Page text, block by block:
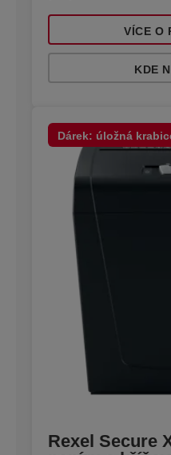
VÍCE O
KDE
Dárek: úložná
Rexel Secure